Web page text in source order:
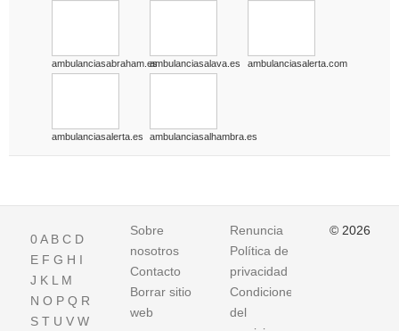
ambulanciasabraham.esambulanciasalava.es ambulanciasalerta.com
ambulanciasalerta.es ambulanciasalhambra.es
0A B C D
E F G H I
J K L M
N O P Q R
S T U V W
Sobre
nosotros
Contacto
Borrar sitio
web
Renuncia
Política de
privacidad
Condiciones
del
© 2026